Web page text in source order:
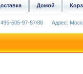
Домой
505-97-87/88 Адрес: